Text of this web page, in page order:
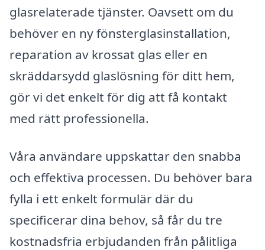
glasrelaterade tjänster. Oavsett om du
behöver en ny fönsterglasinstallation,
reparation av krossat glas eller en
skräddarsydd glaslösning för ditt hem,
gör vi det enkelt för dig att få kontakt
med rätt professionella.
Våra användare uppskattar den snabba
och effektiva processen. Du behöver bara
fylla i ett enkelt formulär där du
specificerar dina behov, så får du tre
kostnadsfria erbjudanden från pålitliga